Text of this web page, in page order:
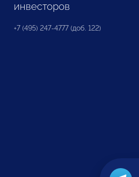
инвесторов
+7 (495) 247-4777 (доб. 122)